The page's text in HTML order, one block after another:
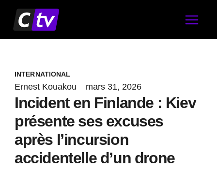
contenu
INTERNATIONAL
Ernest Kouakou mars 31, 2026
Incident en Finlande : Kiev
présente ses excuses
après l’incursion
accidentelle d’un drone